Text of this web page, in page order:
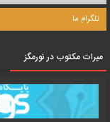
تلگرام ما
میرات مکتوب در نورمگز